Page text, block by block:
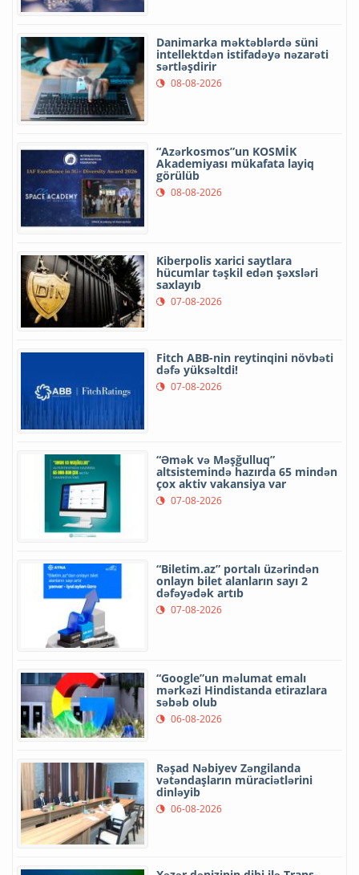
Danimarka məktəblərdə süni
intellektdən istifadəyə nəzarəti
sərtləşdirir
08-08-2026
“Azərkosmos”un KOSMİK
Akademiyası mükafata layiq
görülüb
08-08-2026
Kiberpolis xarici saytlara
hücumlar təşkil edən şəxsləri
saxlayıb
07-08-2026
Fitch ABB-nin reytinqini növbəti
dəfə yüksəltdi!
07-08-2026
“Əmək və Məşğulluq”
altsistemində hazırda 65 mindən
çox aktiv vakansiya var
07-08-2026
“Biletim.az” portalı üzərindən
onlayn bilet alanların sayı 2
dəfəyədək artıb
07-08-2026
“Google”un məlumat emalı
mərkəzi Hindistanda etirazlara
səbəb olub
06-08-2026
Rəşad Nəbiyev Zəngilanda
vətəndaşların müraciətlərini
dinləyib
06-08-2026